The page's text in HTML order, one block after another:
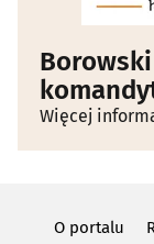
Więcej
O portalu